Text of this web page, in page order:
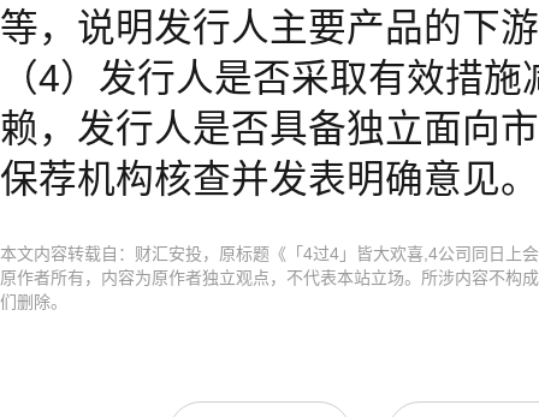
等，说明发行人主要产品的下
（4）发行人是否采取有效措
赖，发行人是否具备独立面向
保荐机构核查并发表明确意见。
本文内容转载自：财汇安投，原标题《「4过4」皆大欢喜,4公司同日上
原作者所有，内容为原作者独立观点，不代表本站立场。所涉内容不构
们删除。